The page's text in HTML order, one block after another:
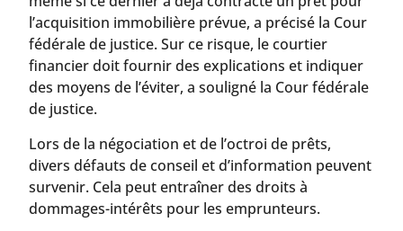
l’acquisition immobilière prévue, a précisé la Cour
fédérale de justice. Sur ce risque, le courtier
financier doit fournir des explications et indiquer
des moyens de l’éviter, a souligné la Cour fédérale
de justice.
Lors de la négociation et de l’octroi de prêts,
divers défauts de conseil et d’information peuvent
survenir. Cela peut entraîner des droits à
dommages-intérêts pour les emprunteurs.